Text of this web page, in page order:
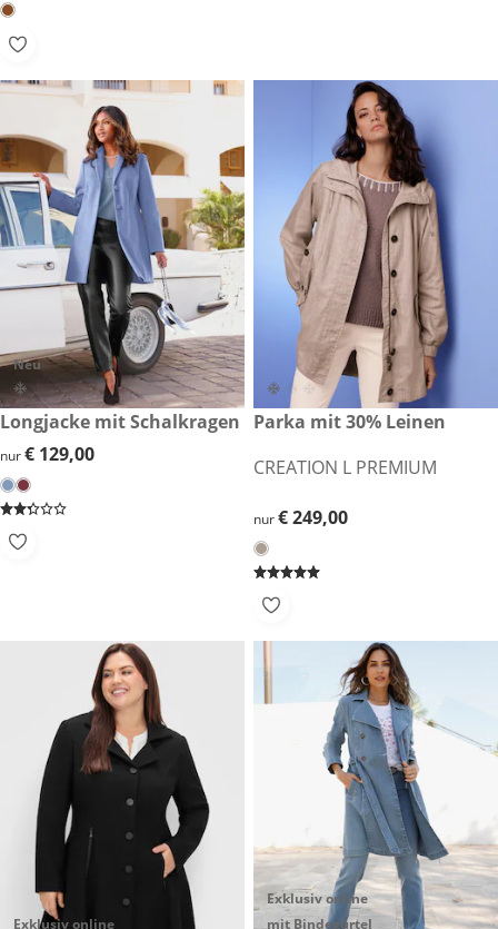
Neu
€ 129,00
Longjacke mit Schalkragen
€ 129,00
nur€ 129,00
€ 249,00
Parka mit 30% Leinen
CREATION L PREMIUM
€ 249,00
nur€ 249,00
Exklusiv online
Exklusiv online
mit Bindegürtel